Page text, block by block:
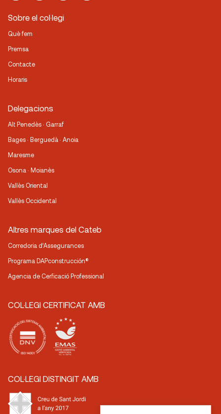
Sobre el col·legi
Què fem
Premsa
Contacte
Horaris
Delegacions
Alt Penedès · Garraf
Bages · Berguedà · Anoia
Maresme
Osona · Moianès
Vallès Oriental
Vallès Occidental
Altres marques del Cateb
Corredoria d’Assegurances
Programa DAPconstrucción®
Agencia de Cerficació Professional
COL·LEGI CERTIFICAT AMB
COL·LEGI DISTINGIT AMB